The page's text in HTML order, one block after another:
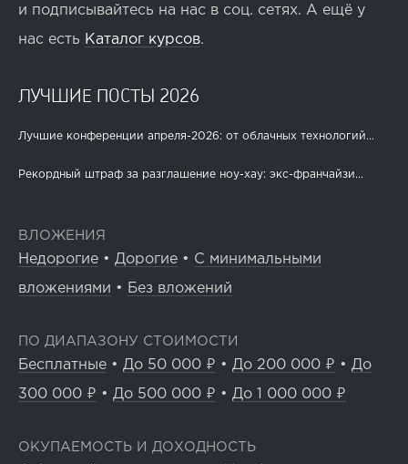
и подписывайтесь на нас в соц. сетях. А ещё у
нас есть Каталог курсов.
ЛУЧШИЕ ПОСТЫ 2026
Лучшие конференции апреля-2026: от облачных технологий...
Рекордный штраф за разглашение ноу-хау: экс-франчайзи...
ВЛОЖЕНИЯ
Недорогие • Дорогие • С минимальными
вложениями • Без вложений
ПО ДИАПАЗОНУ СТОИМОСТИ
Бесплатные • До 50 000 ₽ • До 200 000 ₽ • До
300 000 ₽ • До 500 000 ₽ • До 1 000 000 ₽
ОКУПАЕМОСТЬ И ДОХОДНОСТЬ